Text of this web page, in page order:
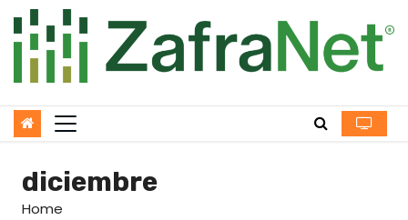
to
content
diciembre
Home